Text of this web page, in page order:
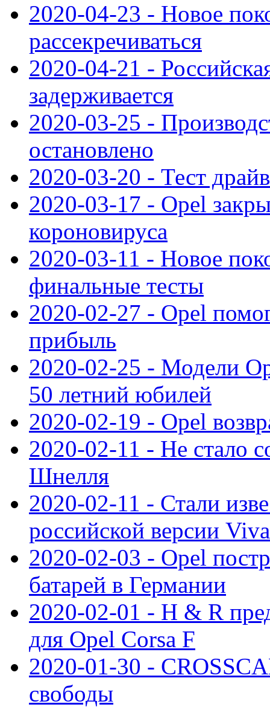
2020-04-23 - Новое
рассекречиваться
2020-04-21 -
задерживается
2020-03-25 -
остановлено
2020-03-20 - Тест
2020-03-17 - Opel
короновируса
2020-03-11 - Новое
финальные тесты
2020-02-27 - Opel
прибыль
2020-02-25 - Модели
50 летний юбилей
2020-02-19 - Opel
2020-02-11 - Не стало
Шнелля
2020-02-11 - Стали
российской версии
2020-02-03 - Opel
батарей в Германии
2020-02-01 - H & R
для Opel Corsa F
2020-01-30 -
свободы